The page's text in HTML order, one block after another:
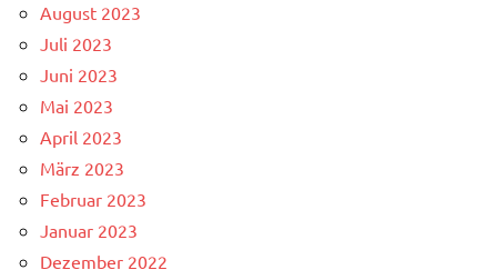
August 2023
Juli 2023
Juni 2023
Mai 2023
April 2023
März 2023
Februar 2023
Januar 2023
Dezember 2022